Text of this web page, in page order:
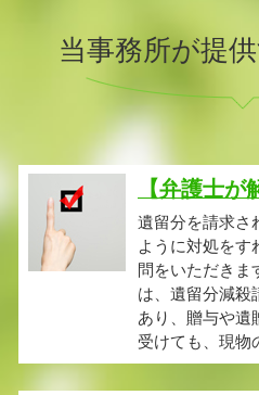
当事務所が提
【弁護士が
遺留分を請求さ
ように対処をす
問をいただきま
は、遺留分減殺
あり、贈与や遺
受けても、現